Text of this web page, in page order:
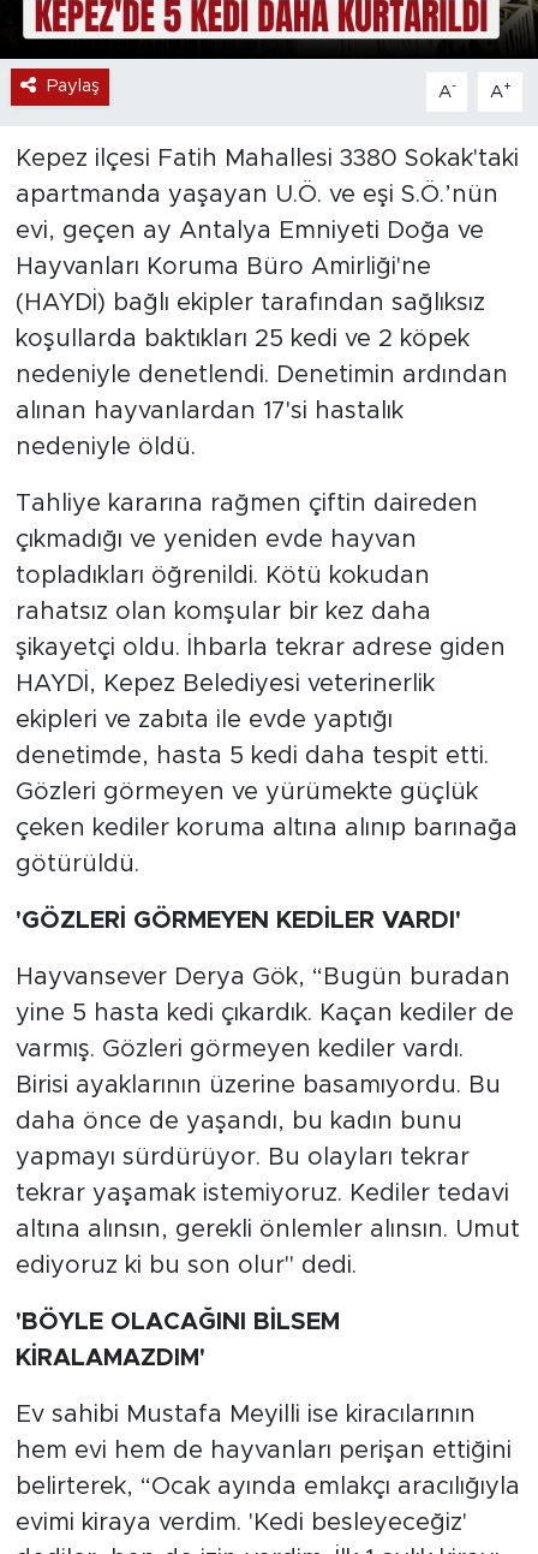
Paylaş A- A+
Kepez ilçesi Fatih Mahallesi 3380 Sokak'taki
apartmanda yaşayan U.Ö. ve eşi S.Ö.’nün
evi, geçen ay Antalya Emniyeti Doğa ve
Hayvanları Koruma Büro Amirliği'ne
(HAYDİ) bağlı ekipler tarafından sağlıksız
koşullarda baktıkları 25 kedi ve 2 köpek
nedeniyle denetlendi. Denetimin ardından
alınan hayvanlardan 17'si hastalık
nedeniyle öldü.
Tahliye kararına rağmen çiftin daireden
çıkmadığı ve yeniden evde hayvan
topladıkları öğrenildi. Kötü kokudan
rahatsız olan komşular bir kez daha
şikayetçi oldu. İhbarla tekrar adrese giden
HAYDİ, Kepez Belediyesi veterinerlik
ekipleri ve zabıta ile evde yaptığı
denetimde, hasta 5 kedi daha tespit etti.
Gözleri görmeyen ve yürümekte güçlük
çeken kediler koruma altına alınıp barınağa
götürüldü.
'GÖZLERİ GÖRMEYEN KEDİLER VARDI'
Hayvansever Derya Gök, “Bugün buradan
yine 5 hasta kedi çıkardık. Kaçan kediler de
varmış. Gözleri görmeyen kediler vardı.
Birisi ayaklarının üzerine basamıyordu. Bu
daha önce de yaşandı, bu kadın bunu
yapmayı sürdürüyor. Bu olayları tekrar
tekrar yaşamak istemiyoruz. Kediler tedavi
altına alınsın, gerekli önlemler alınsın. Umut
ediyoruz ki bu son olur" dedi.
'BÖYLE OLACAĞINI BİLSEM
KİRALAMAZDIM'
Ev sahibi Mustafa Meyilli ise kiracılarının
hem evi hem de hayvanları perişan ettiğini
belirterek, “Ocak ayında emlakçı aracılığıyla
evimi kiraya verdim. 'Kedi besleyeceğiz'